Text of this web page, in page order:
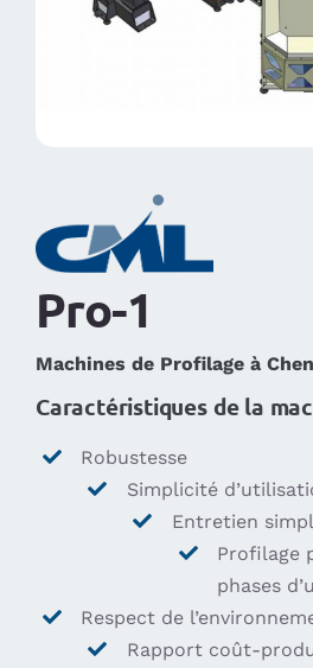
Pro-1
Machines de Profilage à
Caractéristiques de la
Robustesse
Simplicité
Entretien
Profilage
phases
Respect de
Rapport coût-